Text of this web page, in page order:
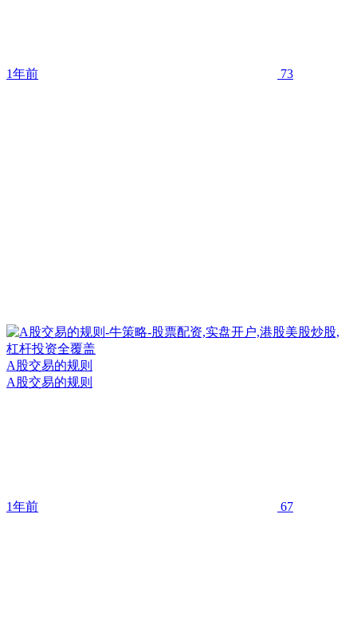
1年前 73
A股交易的规则
A股交易的规则
1年前 67